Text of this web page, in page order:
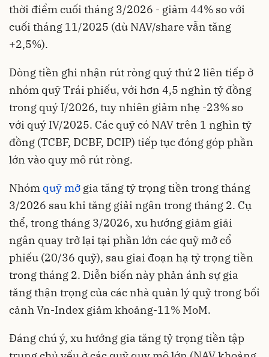
thời điểm cuối tháng 3/2026 - giảm 44% so với
cuối tháng 11/2025 (dù NAV/share vẫn tăng
+2,5%).
Dòng tiền ghi nhận rút ròng quý thứ 2 liên tiếp ở
nhóm quỹ Trái phiếu, với hơn 4,5 nghìn tỷ đồng
trong quý I/2026, tuy nhiên giảm nhẹ -23% so
với quý IV/2025. Các quỹ có NAV trên 1 nghìn tỷ
đồng (TCBF, DCBF, DCIP) tiếp tục đóng góp phần
lớn vào quy mô rút ròng.
Nhóm quỹ mở gia tăng tỷ trọng tiền trong tháng
3/2026 sau khi tăng giải ngân trong tháng 2. Cụ
thể, trong tháng 3/2026, xu hướng giảm giải
ngân quay trở lại tại phần lớn các quỹ mở cổ
phiếu (20/36 quỹ), sau giai đoạn hạ tỷ trọng tiền
trong tháng 2. Diễn biến này phản ánh sự gia
tăng thận trọng của các nhà quản lý quỹ trong bối
cảnh Vn-Index giảm khoảng-11% MoM.
Đáng chú ý, xu hướng gia tăng tỷ trọng tiền tập